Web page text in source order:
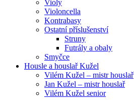
Violy
Violoncella
Kontrabasy
Ostatní příslušenství
Struny
Futrály a obaly
Smyčce
Housle a houslař Kužel
Vilém Kužel – mistr houslař
Jan Kužel – mistr houslař
Vilém Kužel senior